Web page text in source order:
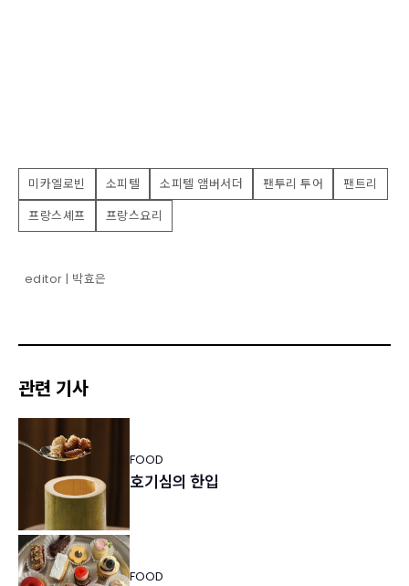
미카엘로빈 소피텔 소피텔 앰버서더 팬투리 투어
팬트리
프랑스셰프
프랑스요리
editor | 박효은
관련 기사
FOOD
호기심의 한입
FOOD